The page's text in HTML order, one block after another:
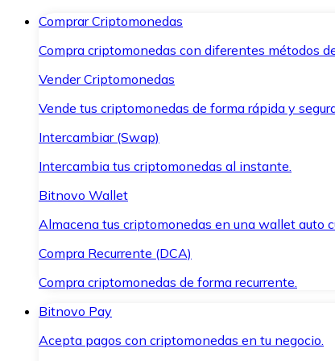
Comprar Criptomonedas
Compra criptomonedas con diferentes métodos
Vender Criptomonedas
Vende tus criptomonedas de forma rápida y
Intercambiar (Swap)
Intercambia tus criptomonedas al instante.
Bitnovo Wallet
Almacena tus criptomonedas en una wallet auto
Compra Recurrente (DCA)
Compra criptomonedas de forma recurrente.
Bitnovo Pay
Acepta pagos con criptomonedas en tu negocio.